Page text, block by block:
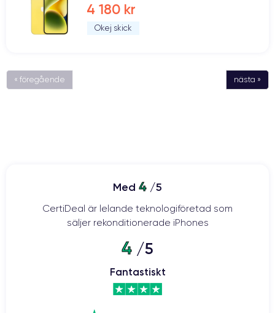
4 180 kr
Okej skick
« föregående nästa »
Med 4 /5
CertiDeal är lelande teknologiföretad som
säljer rekonditionerade iPhones
4 /5
Fantastiskt